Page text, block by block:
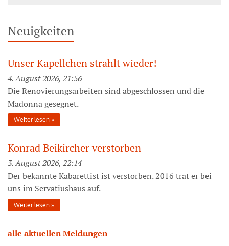
Neuigkeiten
Unser Kapellchen strahlt wieder!
4. August 2026, 21:56
Die Renovierungsarbeiten sind abgeschlossen und die
Madonna gesegnet.
Weiter lesen
Konrad Beikircher verstorben
3. August 2026, 22:14
Der bekannte Kabarettist ist verstorben. 2016 trat er bei
uns im Servatiushaus auf.
Weiter lesen
alle aktuellen Meldungen